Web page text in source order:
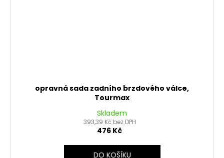
opravná sada zadního brzdového válce,
Tourmax
Skladem
393,39 Kč bez DPH
476 Kč
DO KOŠÍKU